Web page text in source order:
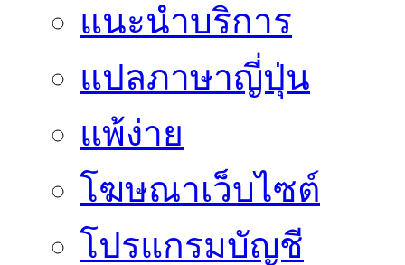
แนะนำบริการ
แปลภาษาญี่ปุ่น
แพ้ง่าย
โฆษณาเว็บไซต์
โปรแกรมบัญชี